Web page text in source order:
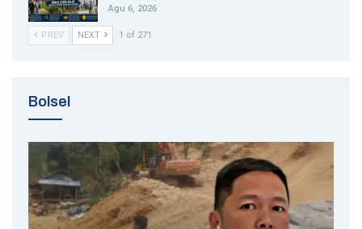
Agu 6, 2026
PREV NEXT 1 of 271
Bolsel